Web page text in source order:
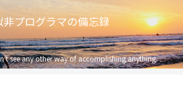
非プログラマの備忘録
see any other way of accomplishing anything.